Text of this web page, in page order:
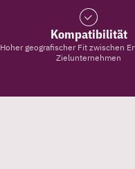
Kompatibilität
Hoher geografischer Fit zwischen
Zielunternehmen